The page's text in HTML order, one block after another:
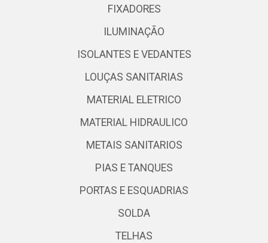
FIXADORES
ILUMINAÇÃO
ISOLANTES E VEDANTES
LOUÇAS SANITARIAS
MATERIAL ELETRICO
MATERIAL HIDRAULICO
METAIS SANITARIOS
PIAS E TANQUES
PORTAS E ESQUADRIAS
SOLDA
TELHAS